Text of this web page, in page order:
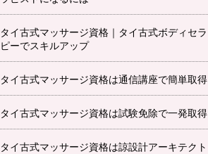
タイ古式マッサージ資格｜タイ古式ボディセラ
ピーでスキルアップ
タイ古式マッサージ資格は通信講座で簡単取得
タイ古式マッサージ資格は試験免除で一発取得
タイ古式マッサージ資格は諒設計アーキテクト